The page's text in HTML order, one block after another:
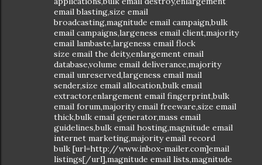
email blasting,size email
broadcasting,magnitude email campaign,bulk
email campaigns,largeness email client,majority
email lambaste,largeness email flock
size email the deity,enlargement email
database,volume email deliverance,majority
email unreserved,largeness email mail
sender,size email allocation,bulk email
extractor,enlargement email fingerprint,bulk
email forum,majority email freeware,size email
thick,bulk email generator,mass email
guidelines,bulk email hosting,magnitude email
internet marketing,majority email record
bulk [url=http://www.inbox-mailer.com]email
listings[/url],magnitude email lists,magnitude